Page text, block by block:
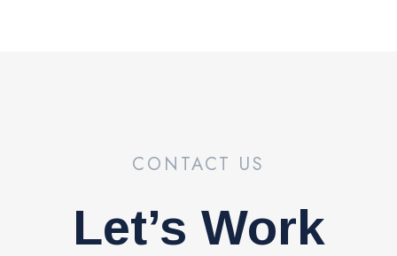
CONTACT US
Let’s Work